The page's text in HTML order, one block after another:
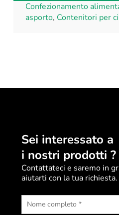
Confezionamento
asporto, Contenitori per
Sei interessato a
i nostri prodotti ?
Contattateci e saremo in
aiutarti con la tua richiesta.